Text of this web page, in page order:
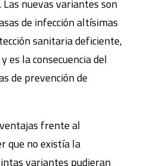
Las nuevas variantes son
de infección altísimas
sanitaria deficiente,
es la consecuencia del
de prevención de
frente al
que no existía la
variantes pudieran